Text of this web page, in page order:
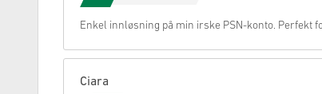
Enkel innløsning på min irske PSN-konto. Perfekt
Ciara